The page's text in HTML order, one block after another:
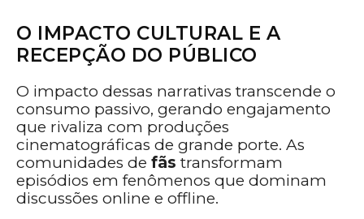
O IMPACTO CULTURAL E A
RECEPÇÃO DO PÚBLICO
O impacto dessas narrativas transcende o
consumo passivo, gerando engajamento
que rivaliza com produções
cinematográficas de grande porte. As
comunidades de fãs transformam
episódios em fenômenos que dominam
discussões online e offline.